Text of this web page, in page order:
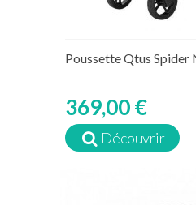
Poussette Qtus Spider
369,00 €
Découvrir